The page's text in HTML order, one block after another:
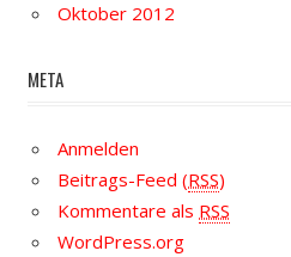
Oktober 2012
META
Anmelden
Beitrags-Feed (RSS)
Kommentare als RSS
WordPress.org